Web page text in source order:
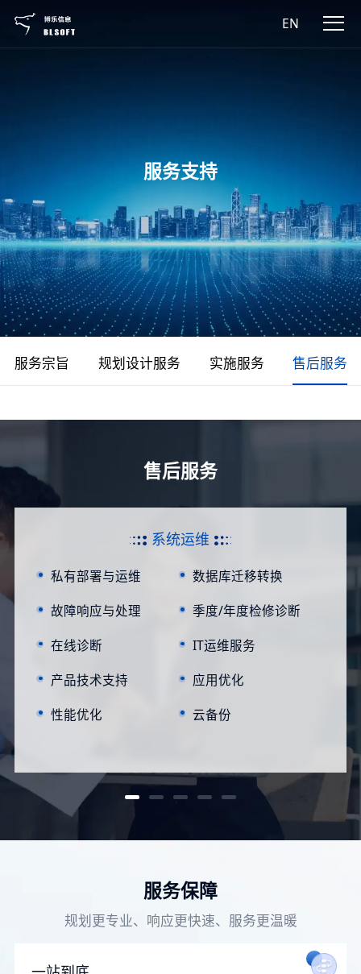
EN
服务支持
服务宗旨 规划设计服务 实施服务 售后服务
售后服务
系统运维
私有部署与运维
数据库迁移转换
故障响应与处理
季度/年度检修诊断
在线诊断
IT运维服务
产品技术支持
应用优化
性能优化
云备份
服务保障
规划更专业、响应更快速、服务更温暖